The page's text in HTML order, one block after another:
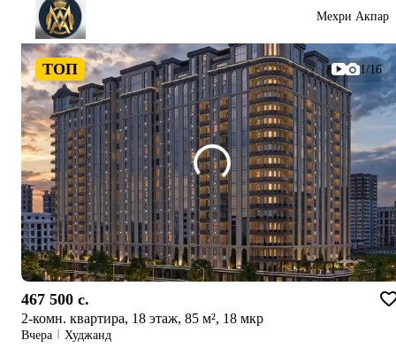
Мехри Акпар
ТОП 1/16
467 500 c.
2-комн. квартира, 18 этаж, 85 м², 18 мкр
Вчера Худжанд